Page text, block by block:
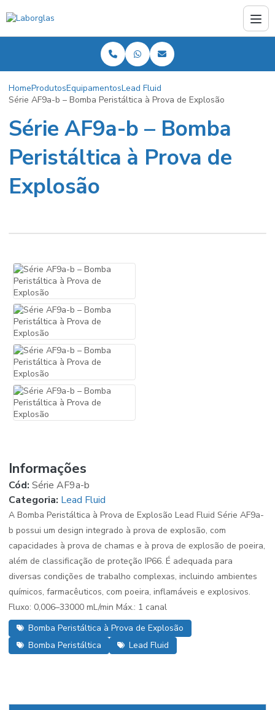
HomeProdutosEquipamentosLead Fluid
Série AF9a-b – Bomba Peristáltica à Prova de Explosão
Série AF9a-b – Bomba
Peristáltica à Prova de
Explosão
Informações
Cód: Série AF9a-b
Categoria: Lead Fluid
A Bomba Peristáltica à Prova de Explosão Lead Fluid Série AF9a-
b possui um design integrado à prova de explosão, com
capacidades à prova de chamas e à prova de explosão de poeira,
além de classificação de proteção IP66. É adequada para
diversas condições de trabalho complexas, incluindo ambientes
químicos, farmacêuticos, com poeira, inflamáveis e explosivos.
Fluxo: 0,006–33000 mL/min Máx.: 1 canal
Bomba Peristáltica à Prova de Explosão
Bomba Peristáltica
Lead Fluid